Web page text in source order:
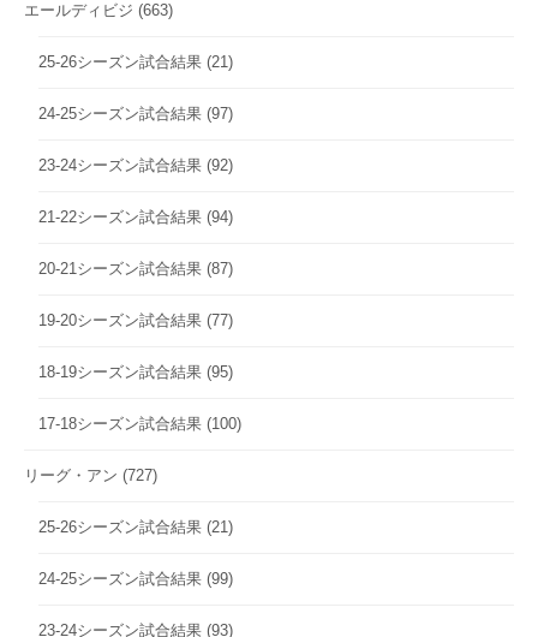
エールディビジ (663)
25-26シーズン試合結果 (21)
24-25シーズン試合結果 (97)
23-24シーズン試合結果 (92)
21-22シーズン試合結果 (94)
20-21シーズン試合結果 (87)
19-20シーズン試合結果 (77)
18-19シーズン試合結果 (95)
17-18シーズン試合結果 (100)
リーグ・アン (727)
25-26シーズン試合結果 (21)
24-25シーズン試合結果 (99)
23-24シーズン試合結果 (93)